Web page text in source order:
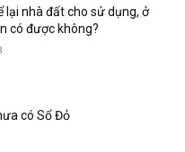
lại nhà đất cho sử dụng, ở
có được không?
có Sổ Đỏ